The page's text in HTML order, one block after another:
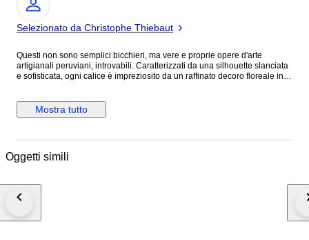
Esperto
Selezionato da Christophe Thiebaut
Questi non sono semplici bicchieri, ma vere e proprie opere d'arte
artigianali peruviani, introvabili. Caratterizzati da una silhouette slanciata
e sofisticata, ogni calice è impreziosito da un raffinato decoro floreale in
progettata per esaltare il colore del vino. Il set è conservato
magnificamente, con le dorature ancora vivide e brillanti. Stato fuori
spedizione con tracking
Mostra tutto
Oggetti simili